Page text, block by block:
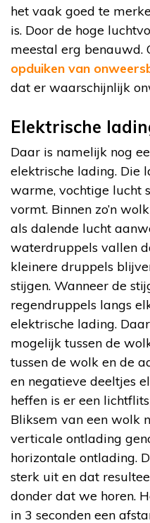
het vaak goed te
is. Door de hoge
meestal erg benauwd.
opduiken van
dat er waarschijnlijk
Elektrische
Daar is namelijk nog
elektrische lading. Die
warme, vochtige lucht
vormt. Binnen zo’n
als dalende lucht
waterdruppels vallen
kleinere druppels
stijgen. Wanneer de
regendruppels langs
elektrische lading.
mogelijk tussen de
tussen de wolk en de
en negatieve deeltjes
heffen is er een
Bliksem van een wolk
verticale ontlading
horizontale ontlading.
sterk uit en dat
donder dat we horen.
in 3 seconden een